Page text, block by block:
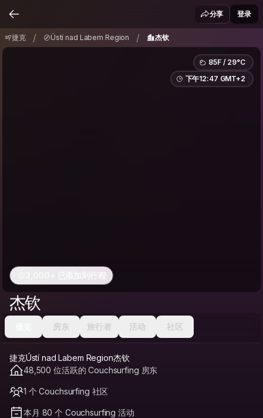
杰钦 分享 登录
捷克 / Ústí nad Labem Region / 杰钦
85F / 29°C
下午12:47 GMT+2
3,000+ 已添加到行程
杰钦
房东 旅行者 活动 社区
捷克Ústí nad Labem Region杰钦
48,500 位活跃的 Couchsurfing 房东
1 个 Couchsurfing 社区
本月 80 个 Couchsurfing 活动